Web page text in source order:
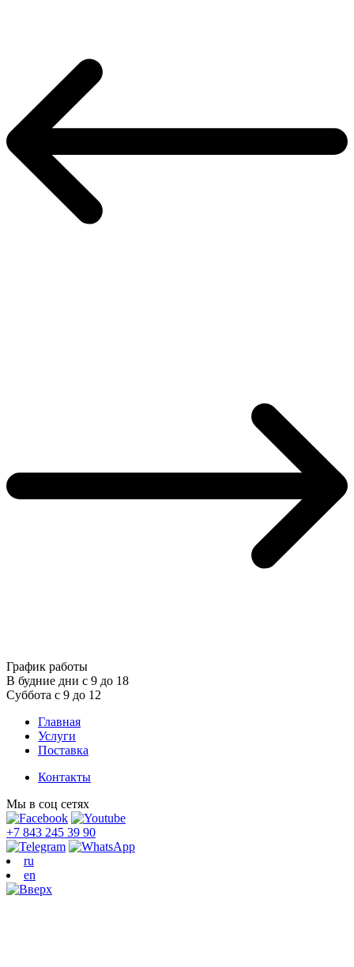
График работы
В будние дни с 9 до 18
Суббота с 9 до 12
Главная
Услуги
Поставка
Контакты
Мы в соц сетях
+7 843 245 39 90
ru
en